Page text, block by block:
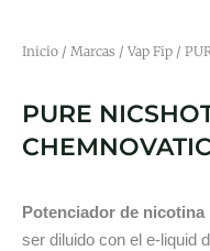
Inicio / Marcas / Vap Fip /
PURE
CHEMNOVATIC
Potenciador de nicotina
ser diluido con el e-liquid